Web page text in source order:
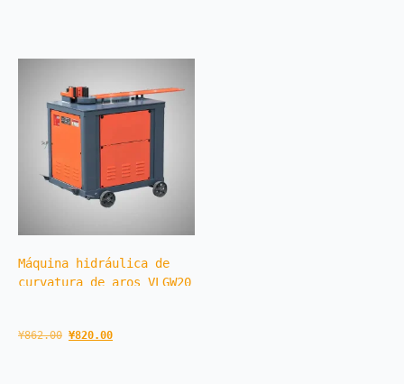
Máquina hidráulica de
curvatura de aros VLGW20
¥862.00 ¥820.00